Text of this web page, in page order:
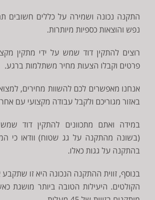
התקנה נכונה ושמירה על כללים חשובים
נפש והוצאות כספיות מיותרות.
רוצים להתקין דוד שמש על ידי מתקין
פרטים וקבלו הצעות מחיר משתלמות ברגע.
אנחנו מאפשרים לכם להשוות מחירים,
באזור מגוריכם ולקבל עבודה מקצועי עם
במידה ואתם מתכוונים להתקין דוד
(בשונה מהתקנה על גג שטוח) וודאו כי
בהתקנה על גגות כאלו.
בנוסף, זווית ההתקנה הנכונה היא זו
הקולטים. היעילות הטובה ביותר מושגת